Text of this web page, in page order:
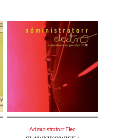
Administratorr Elec